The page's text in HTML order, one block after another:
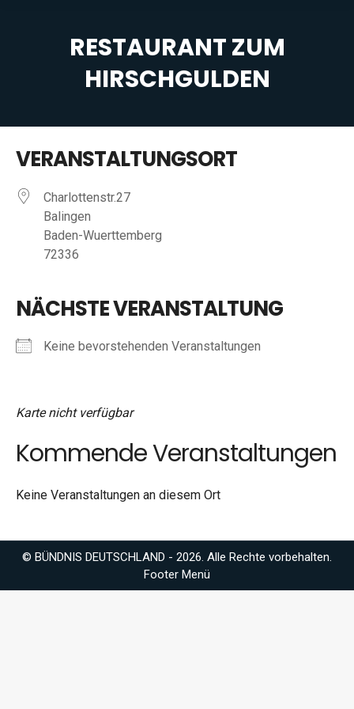
RESTAURANT ZUM
HIRSCHGULDEN
VERANSTALTUNGSORT
Charlottenstr.27
Balingen
Baden-Wuerttemberg
72336
NÄCHSTE VERANSTALTUNG
Keine bevorstehenden Veranstaltungen
Karte nicht verfügbar
Kommende Veranstaltungen
Keine Veranstaltungen an diesem Ort
© BÜNDNIS DEUTSCHLAND - 2026. Alle Rechte vorbehalten.
Footer Menü